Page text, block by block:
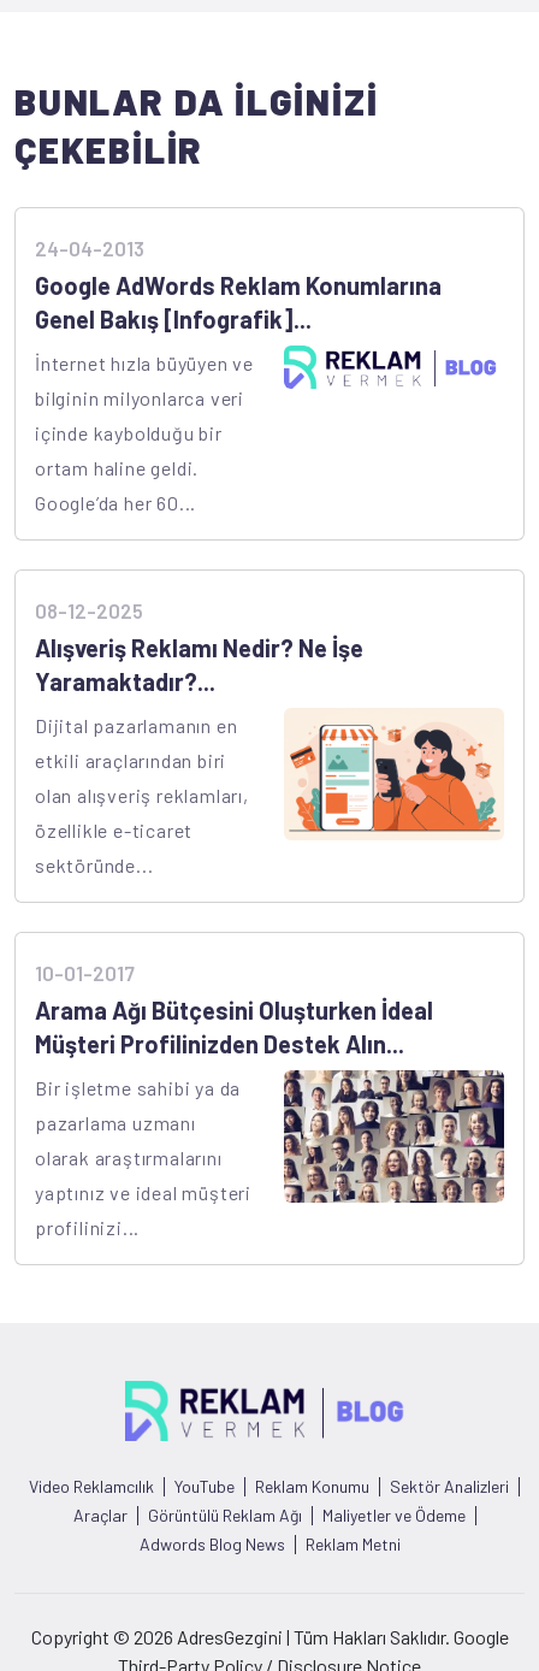
BUNLAR DA İLGİNİZİ
ÇEKEBİLİR
24-04-2013
Google AdWords Reklam Konumlarına
Genel Bakış [Infografik]...
İnternet hızla büyüyen ve
bilginin milyonlarca veri
içinde kaybolduğu bir
ortam haline geldi.
Google’da her 60...
08-12-2025
Alışveriş Reklamı Nedir? Ne İşe
Yaramaktadır?...
Dijital pazarlamanın en
etkili araçlarından biri
olan alışveriş reklamları,
özellikle e-ticaret
sektöründe...
10-01-2017
Arama Ağı Bütçesini Oluşturken İdeal
Müşteri Profilinizden Destek Alın...
Bir işletme sahibi ya da
pazarlama uzmanı
olarak araştırmalarını
yaptınız ve ideal müşteri
profilinizi...
Video Reklamcılık YouTube Reklam Konumu
Sektör Analizleri
Araçlar
Görüntülü Reklam Ağı
Maliyetler ve Ödeme
Adwords Blog News
Reklam Metni
Copyright © 2026 AdresGezgini | Tüm Hakları Saklıdır. Google
Third-Party Policy / Disclosure Notice